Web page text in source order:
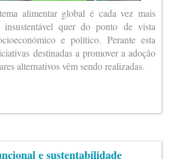
alimentar global é cada vez mais
insustentável quer do ponto de vista
e político. Perante esta
destinadas a promover a adoção
alternativos vêm sendo realizadas.
e sustentabilidade